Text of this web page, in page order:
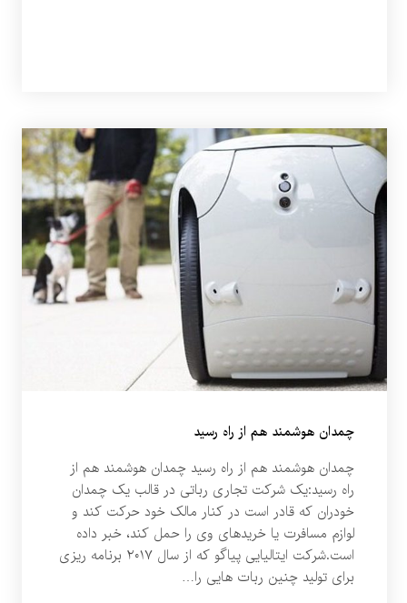
چمدان هوشمند هم از راه رسید
چمدان هوشمند هم از راه رسید چمدان هوشمند هم از
راه رسید:یک شرکت تجاری رباتی در قالب یک چمدان
خودران که قادر است در کنار مالک خود حرکت کند و
لوازم مسافرت یا خریدهای وی را حمل کند، خبر داده
است.شرکت ایتالیایی پیاگو که از سال ۲۰۱۷ برنامه ریزی
برای تولید چنین ربات هایی را…